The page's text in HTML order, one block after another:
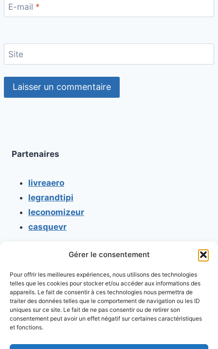
Gérer le consentement
Pour offrir les meilleures expériences, nous utilisons des technologies
telles que les cookies pour stocker et/ou accéder aux informations des
appareils. Le fait de consentir à ces technologies nous permettra de
traiter des données telles que le comportement de navigation ou les ID
uniques sur ce site. Le fait de ne pas consentir ou de retirer son
consentement peut avoir un effet négatif sur certaines caractéristiques
et fonctions.
E-mail *
Site
Partenaires
livreaero
legrandtipi
leconomizeur
casquevr
Mentions légales
Conditions générales d'utilisation
Conditions générales de vente
Politique de cookies
Politique de confidentialité